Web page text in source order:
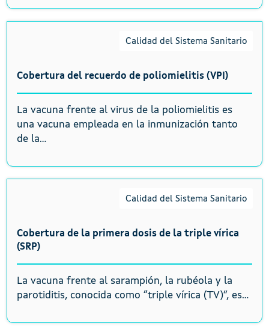
Calidad del Sistema Sanitario
Cobertura del recuerdo de poliomielitis (VPI)
La vacuna frente al virus de la poliomielitis es
una vacuna empleada en la inmunización tanto
de la...
Calidad del Sistema Sanitario
Cobertura de la primera dosis de la triple vírica
(SRP)
La vacuna frente al sarampión, la rubéola y la
parotiditis, conocida como “triple vírica (TV)”, es...